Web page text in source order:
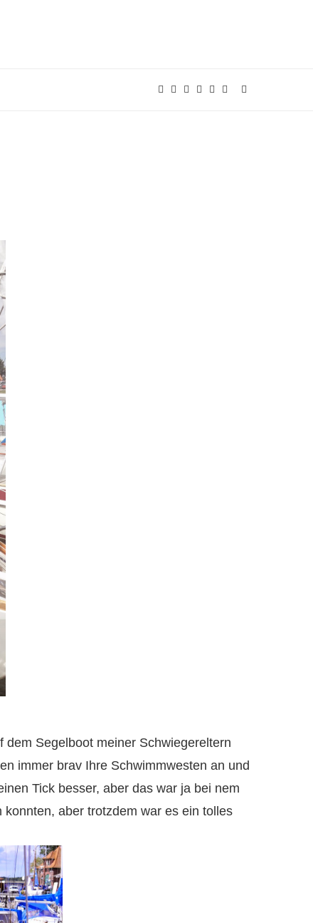
Segelboot meiner Schwiegereltern
immer brav Ihre Schwimmwesten an und
Tick besser, aber das war ja bei nem
aber trotzdem war es ein tolles